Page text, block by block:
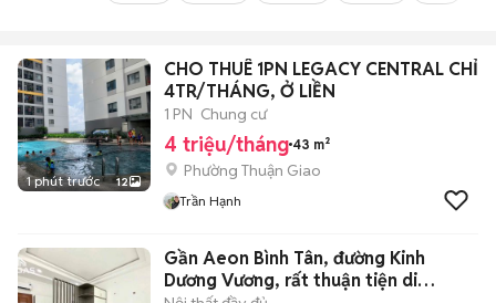
1 phút trước 12
CHO THUÊ 1PN LEGACY CENTRAL CHỈ
4TR/THÁNG, Ở LIỀN
1 PN Chung cư
4 triệu/tháng 43 m²
Phường Thuận Giao
Trần Hạnh
Gần Aeon Bình Tân, đường Kinh
Dương Vương, rất thuận tiện di